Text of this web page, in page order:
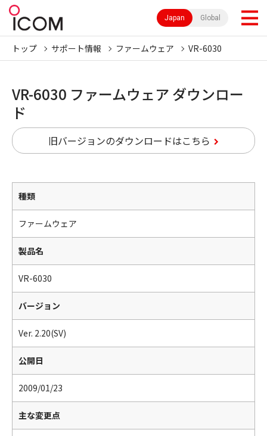
Japan Global
トップ サポート情報 ファームウェア VR-6030
VR-6030 ファームウェア ダウンロー
ド
旧バージョンのダウンロードはこちら
種類
ファームウェア
製品名
VR-6030
バージョン
Ver. 2.20(SV)
公開日
2009/01/23
主な変更点